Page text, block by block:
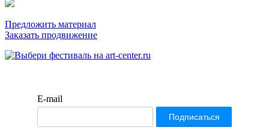
Предложить материал
Заказать продвижение
E-mail